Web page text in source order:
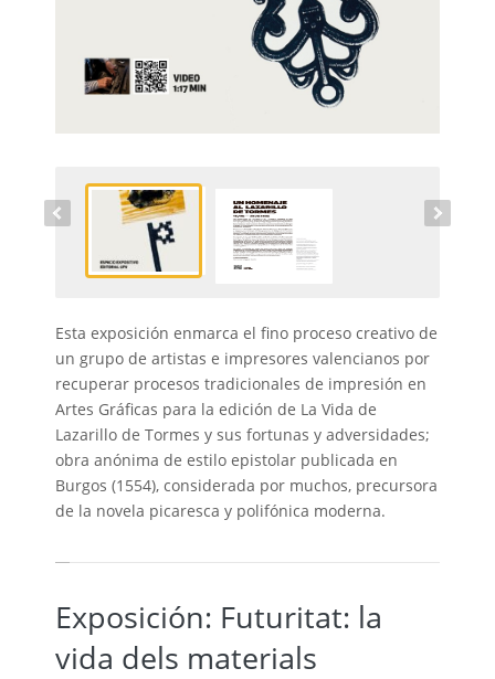
Esta exposición enmarca el fino proceso creativo de
un grupo de artistas e impresores valencianos por
recuperar procesos tradicionales de impresión en
Artes Gráficas para la edición de La Vida de
Lazarillo de Tormes y sus fortunas y adversidades;
obra anónima de estilo epistolar publicada en
Burgos (1554), considerada por muchos, precursora
de la novela picaresca y polifónica moderna.
Exposición: Futuritat: la
vida dels materials